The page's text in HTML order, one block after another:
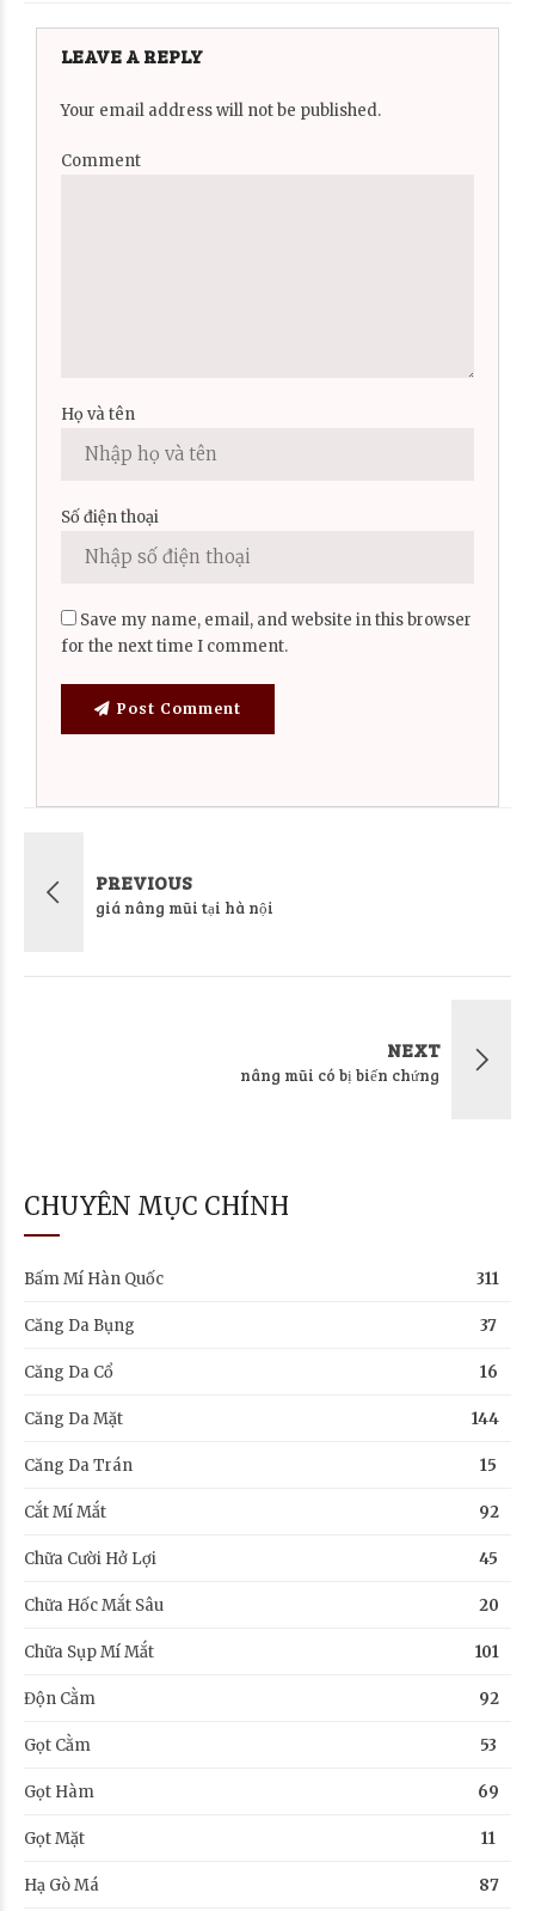
LEAVE A REPLY
Your email address will not be published.
Comment
Họ và tên
Số điện thoại
Save my name, email, and website in this browser
for the next time I comment.
Post Comment
PREVIOUS
giá nâng mũi tại hà nội
NEXT
nâng mũi có bị biến chứng
CHUYÊN MỤC CHÍNH
Bấm Mí Hàn Quốc 311
Căng Da Bụng 37
Căng Da Cổ 16
Căng Da Mặt 144
Căng Da Trán 15
Cắt Mí Mắt 92
Chữa Cười Hở Lợi 45
Chữa Hốc Mắt Sâu 20
Chữa Sụp Mí Mắt 101
Độn Cằm 92
Gọt Cằm 53
Gọt Hàm 69
Gọt Mặt 11
Hạ Gò Má 87